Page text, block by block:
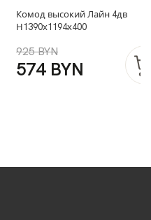
Комод высокий Лайн 4дв
Н1390х1194х400
925 BYN
574 BYN